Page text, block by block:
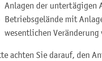
Anlagen der untertägigen
Betriebsgelände mit
wesentlichen
achten Sie darauf, den